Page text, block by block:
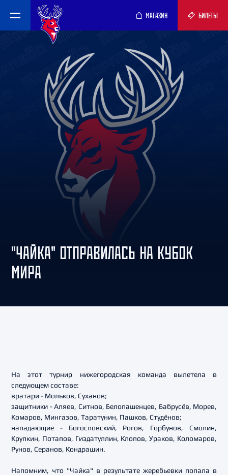
МАГАЗИН БИЛЕТЫ
"ЧАЙКА" ОТПРАВИЛАСЬ НА КУБОК
МИРА
На этот турнир нижегородская команда вылетела в
следующем составе:
вратари - Мольков, Суханов;
защитники - Аляев, Ситнов, Белопашенцев, Бабрусёв, Морев,
Комаров, Мингазов, Таратунин, Пашков, Студёнов;
нападающие - Богословский, Рогов, Горбунов, Смолин,
Крупкин, Потапов, Гиздатуллин, Клопов, Ураков, Коломаров,
Рунов, Серанов, Кондрашин.
Напомним, что "Чайка" в результате жеребьевки попала в